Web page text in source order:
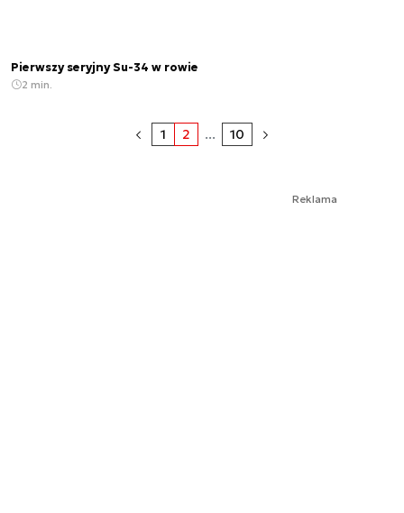
Pierwszy seryjny Su-34 w rowie
2 min.
1 2 ... 10
Reklama